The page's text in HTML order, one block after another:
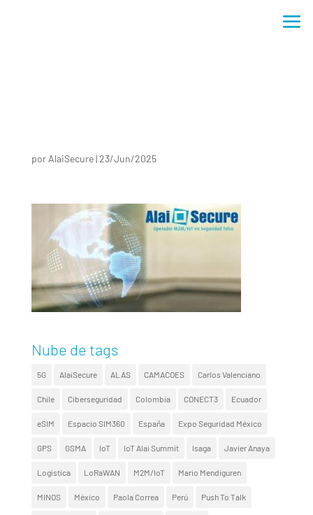
por AlaiSecure|23/Jun/2025
Nube de tags
5G AlaiSecure ALAS CAMACOES Carlos Valenciano
Chile Ciberseguridad Colombia CONECT3 Ecuador
eSIM Espacio SIM360 España Expo Seguridad México
GPS GSMA IoT IoT Alai Summit Isaga Javier Anaya
Logística LoRaWAN M2M/IoT Mario Mendiguren
MINOS México Paola Correa Perú Push To Talk